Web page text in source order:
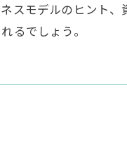
スモデルのヒント、
るでしょう。